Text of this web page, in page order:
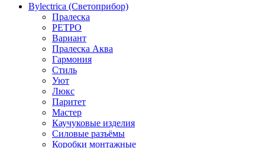
Bylectrica (Светоприбор)
Пралеска
РЕТРО
Вариант
Пралеска Аква
Гармония
Стиль
Уют
Люкс
Паритет
Мастер
Каучуковые изделия
Силовые разъёмы
Коробки монтажные